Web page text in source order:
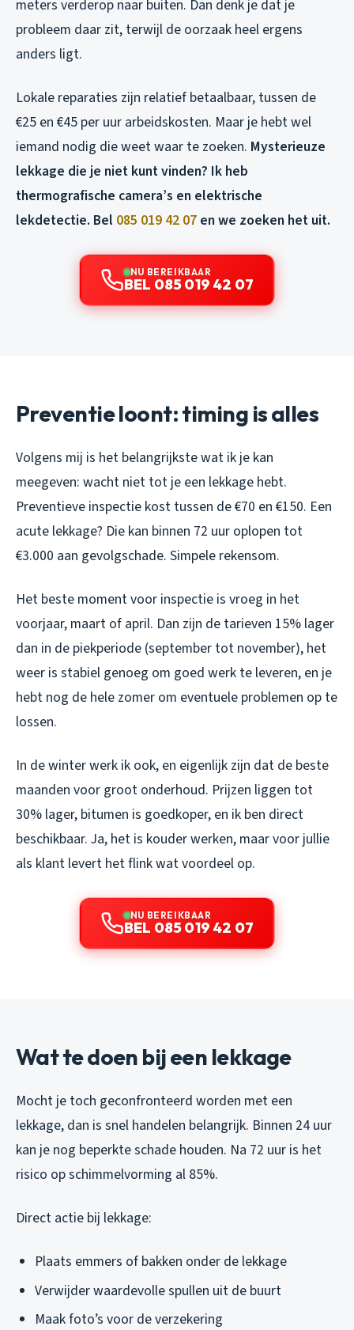
meters verderop naar buiten. Dan denk je dat je
probleem daar zit, terwijl de oorzaak heel ergens
anders ligt.
Lokale reparaties zijn relatief betaalbaar, tussen de
€25 en €45 per uur arbeidskosten. Maar je hebt wel
iemand nodig die weet waar te zoeken. Mysterieuze
lekkage die je niet kunt vinden? Ik heb
thermografische camera’s en elektrische
lekdetectie. Bel 085 019 42 07 en we zoeken het uit.
NU BEREIKBAAR
BEL 085 019 42 07
Preventie loont: timing is alles
Volgens mij is het belangrijkste wat ik je kan
meegeven: wacht niet tot je een lekkage hebt.
Preventieve inspectie kost tussen de €70 en €150. Een
acute lekkage? Die kan binnen 72 uur oplopen tot
€3.000 aan gevolgschade. Simpele rekensom.
Het beste moment voor inspectie is vroeg in het
voorjaar, maart of april. Dan zijn de tarieven 15% lager
dan in de piekperiode (september tot november), het
weer is stabiel genoeg om goed werk te leveren, en je
hebt nog de hele zomer om eventuele problemen op te
lossen.
In de winter werk ik ook, en eigenlijk zijn dat de beste
maanden voor groot onderhoud. Prijzen liggen tot
30% lager, bitumen is goedkoper, en ik ben direct
beschikbaar. Ja, het is kouder werken, maar voor jullie
als klant levert het flink wat voordeel op.
NU BEREIKBAAR
BEL 085 019 42 07
Wat te doen bij een lekkage
Mocht je toch geconfronteerd worden met een
lekkage, dan is snel handelen belangrijk. Binnen 24 uur
kan je nog beperkte schade houden. Na 72 uur is het
risico op schimmelvorming al 85%.
Direct actie bij lekkage:
Plaats emmers of bakken onder de lekkage
Verwijder waardevolle spullen uit de buurt
Maak foto’s voor de verzekering